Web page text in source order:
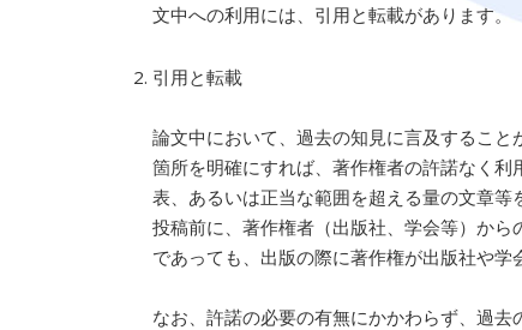
文中への利用には、引用と転載があります。
引用と転載
論文中において、過去の知見に言及するこ
箇所を明確にすれば、著作権者の許諾なく
表、あるいは正当な範囲を超える量の文章等
投稿前に、著作権者（出版社、学会等）か
であっても、出版の際に著作権が出版社や学
なお、許諾の必要の有無にかかわらず、過